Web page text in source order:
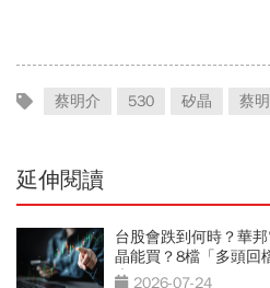
蔡明介 530 矽晶 蔡
延伸閱讀
台股會跌到何時？華
晶能買？8檔「多頭回
光 2026-07-24